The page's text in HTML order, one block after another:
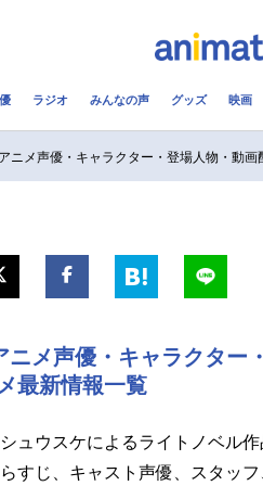
アニメ映画一覧
男性声優/女性声優一
ラジオ みんなの声 グッズ 映画
ニメ声優・キャラクター・登場人物・動
ニメ声優・キャラクター
最新情報一覧
ュウスケによるライトノベル
すじ、キャスト声優、スタッ